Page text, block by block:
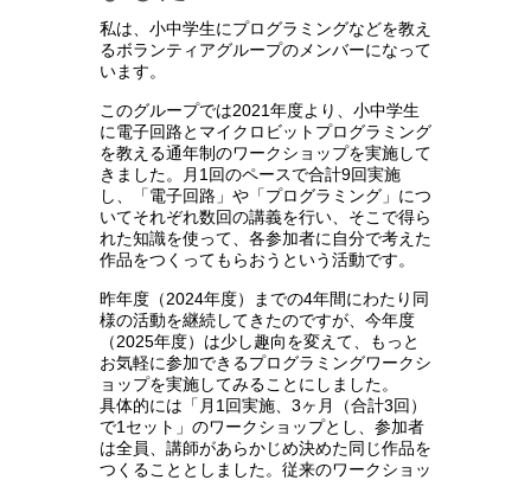
私は、小中学生にプログラミングなどを教え
るボランティアグループのメンバーになって
います。
このグループでは2021年度より、小中学生
に電子回路とマイクロビットプログラミング
を教える通年制のワークショップを実施して
きました。月1回のペースで合計9回実施
し、「電子回路」や「プログラミング」につ
いてそれぞれ数回の講義を行い、そこで得ら
れた知識を使って、各参加者に自分で考えた
作品をつくってもらおうという活動です。
昨年度（2024年度）までの4年間にわたり同
様の活動を継続してきたのですが、今年度
（2025年度）は少し趣向を変えて、もっと
お気軽に参加できるプログラミングワークシ
ョップを実施してみることにしました。
具体的には「月1回実施、3ヶ月（合計3回）
で1セット」のワークショップとし、参加者
は全員、講師があらかじめ決めた同じ作品を
つくることとしました。従来のワークショッ